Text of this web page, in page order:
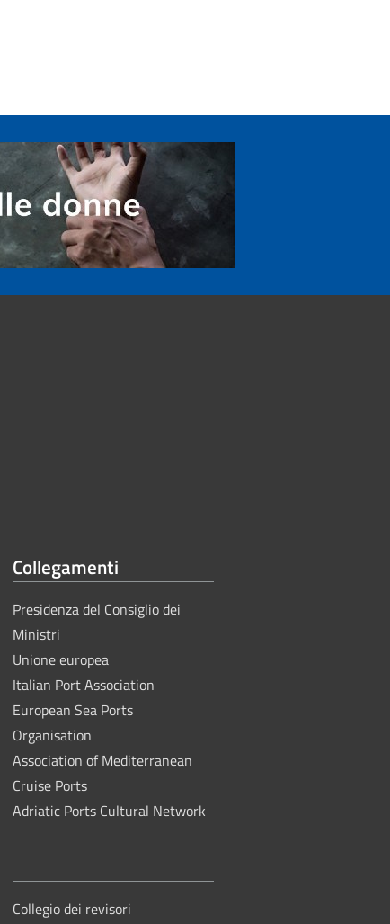
Collegamenti
Presidenza del Consiglio dei
Ministri
Unione europea
Italian Port Association
European Sea Ports
Organisation
Association of Mediterranean
Cruise Ports
Adriatic Ports Cultural Network
Collegio dei revisori